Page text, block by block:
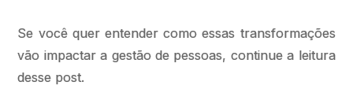
Se você quer entender como essas transformações
vão impactar a gestão de pessoas, continue a leitura
desse post.